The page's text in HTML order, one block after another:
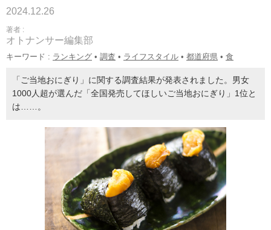
2024.12.26
著者 :
オトナンサー編集部
キーワード : ランキング • 調査 • ライフスタイル • 都道府県 • 食
「ご当地おにぎり」に関する調査結果が発表されました。男女
1000人超が選んだ「全国発売してほしいご当地おにぎり」1位と
は……。